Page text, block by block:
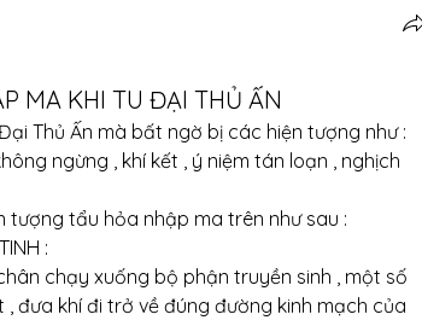
MA KHI TU ĐẠI THỦ ẤN
Thủ Ấn mà bất ngờ bị các hiện tượng như :
ngừng , khí kết , ý niệm tán loạn , nghịch
tượng tẩu hỏa nhập ma trên như sau :
:
chạy xuống bộ phận truyền sinh , một số
đưa khí đi trở về đúng đường kinh mạch của